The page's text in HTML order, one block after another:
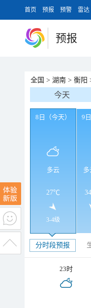
首页 预报 预警 雷达
预报
全国 > 湖南 > 衡阳
今天
8日（今天）
多云
27℃
3-4级
9
分时段预报
23时